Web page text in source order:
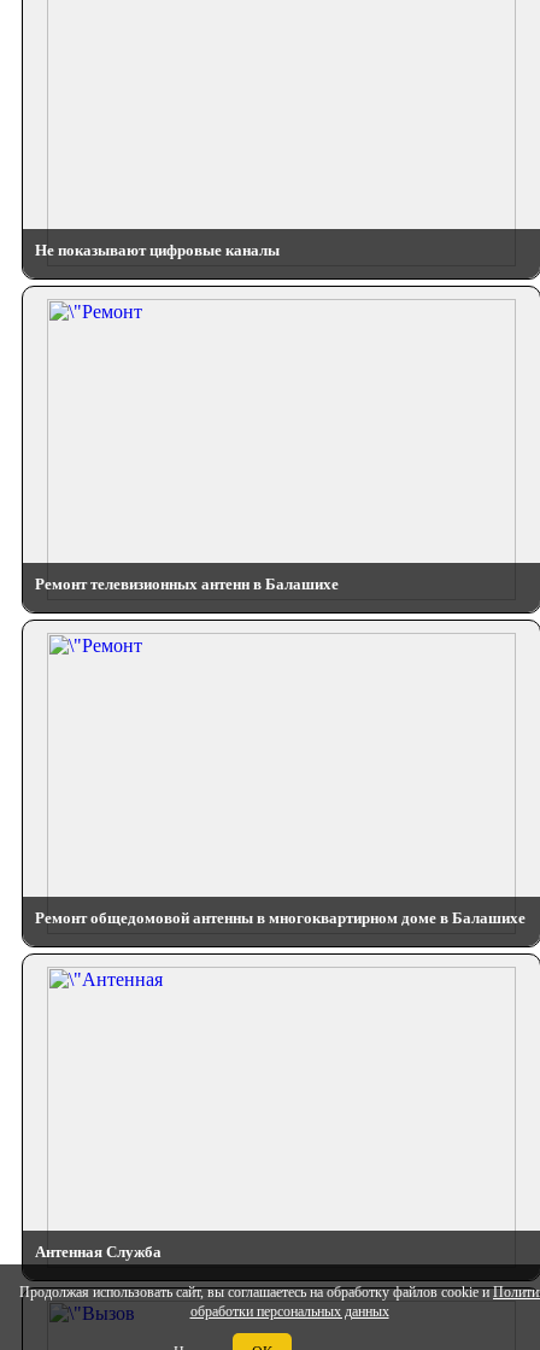
Продолжая использовать сайт, вы соглашаетесь на обработку файлов cookie и
обработки персональных данных
Не показывают цифровые каналы
Ремонт телевизионных антенн в Балашихе
Ремонт общедомовой антенны в многоквартирном доме в Балашихе
Антенная Служба